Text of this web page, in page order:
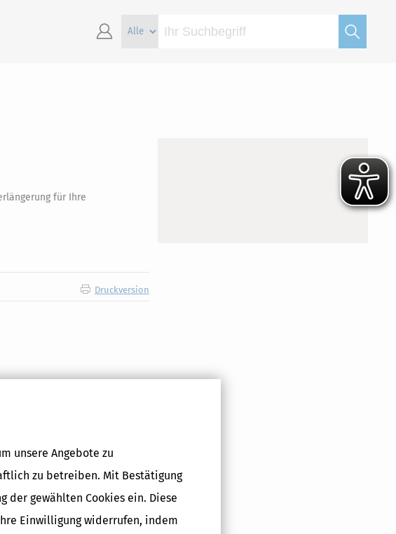
unsere Angebote zu
zu betreiben. Mit Bestätigung
der gewählten Cookies ein. Diese
Einwilligung widerrufen, indem
für Ihre
Druckversion